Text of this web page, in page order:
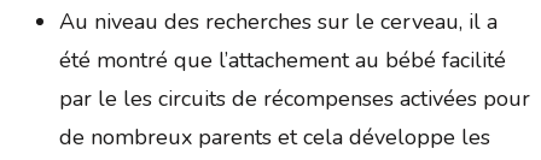
Au niveau des recherches sur le cerveau, il a
été montré que l’attachement au bébé facilité
par le les circuits de récompenses activées pour
de nombreux parents et cela développe les